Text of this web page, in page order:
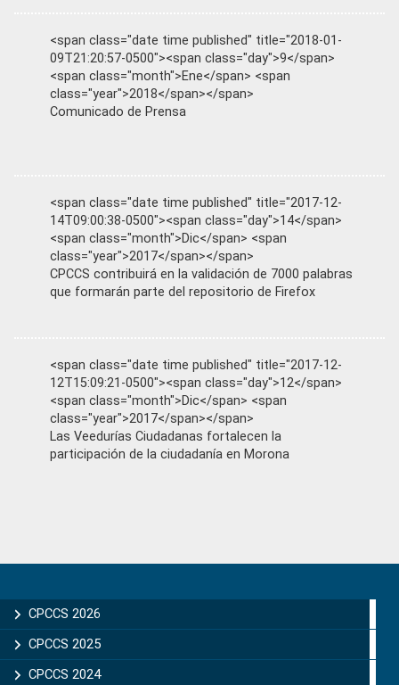
<span class="date time published" title="2018-01-
09T21:20:57-0500"><span class="day">9</span>
<span class="month">Ene</span> <span
class="year">2018</span></span>
Comunicado de Prensa
<span class="date time published" title="2017-12-
14T09:00:38-0500"><span class="day">14</span>
<span class="month">Dic</span> <span
class="year">2017</span></span>
CPCCS contribuirá en la validación de 7000 palabras
que formarán parte del repositorio de Firefox
<span class="date time published" title="2017-12-
12T15:09:21-0500"><span class="day">12</span>
<span class="month">Dic</span> <span
class="year">2017</span></span>
Las Veedurías Ciudadanas fortalecen la
participación de la ciudadanía en Morona
Sidebar
CPCCS 2026
CPCCS 2025
CPCCS 2024